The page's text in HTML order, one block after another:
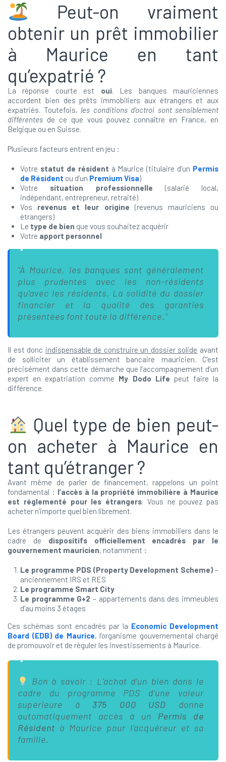
Peut-on vraiment
obtenir un prêt immobilier
à Maurice en tant
qu’expatrié ?
La réponse courte est oui. Les banques mauriciennes
accordent bien des prêts immobiliers aux étrangers et aux
expatriés. Toutefois, les conditions d’octroi sont sensiblement
différentes de ce que vous pouvez connaître en France, en
Belgique ou en Suisse.
Plusieurs facteurs entrent en jeu :
Votre statut de résident à Maurice (titulaire d’un Permis
de Résident ou d’un Premium Visa)
Votre situation professionnelle (salarié local,
indépendant, entrepreneur, retraité)
Vos revenus et leur origine (revenus mauriciens ou
étrangers)
Le type de bien que vous souhaitez acquérir
Votre apport personnel
“À Maurice, les banques sont généralement
plus prudentes avec les non-résidents
qu’avec les résidents. La solidité du dossier
financier et la qualité des garanties
présentées font toute la différence.”
Il est donc indispensable de construire un dossier solide avant
de solliciter un établissement bancaire mauricien. C’est
précisément dans cette démarche que l’accompagnement d’un
expert en expatriation comme My Dodo Life peut faire la
différence.
Quel type de bien peut-
on acheter à Maurice en
tant qu’étranger ?
Avant même de parler de financement, rappelons un point
fondamental : l’accès à la propriété immobilière à Maurice
est réglementé pour les étrangers. Vous ne pouvez pas
acheter n’importe quel bien librement.
Les étrangers peuvent acquérir des biens immobiliers dans le
cadre de dispositifs officiellement encadrés par le
gouvernement mauricien, notamment :
Le programme PDS (Property Development Scheme) –
anciennement IRS et RES
Le programme Smart City
Le programme G+2 – appartements dans des immeubles
d’au moins 3 étages
Ces schémas sont encadrés par la Economic Development
Board (EDB) de Maurice, l’organisme gouvernemental chargé
de promouvoir et de réguler les investissements à Maurice.
Bon à savoir : L’achat d’un bien dans le
cadre du programme PDS d’une valeur
supérieure à 375 000 USD donne
automatiquement accès à un Permis de
Résident à Maurice pour l’acquéreur et sa
famille.